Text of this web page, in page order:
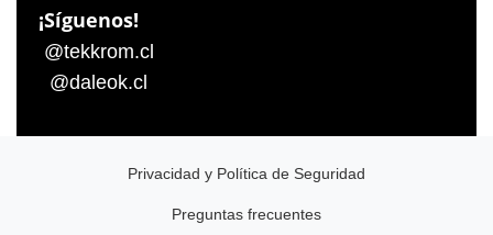
¡Síguenos!
@tekkrom.cl
@daleok.cl
Privacidad y Política de Seguridad
Preguntas frecuentes